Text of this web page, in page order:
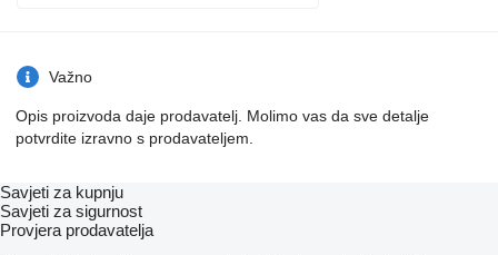
Važno
Opis proizvoda daje prodavatelj. Molimo vas da sve detalje
potvrdite izravno s prodavateljem.
Savjeti za kupnju
Savjeti za sigurnost
Provjera prodavatelja